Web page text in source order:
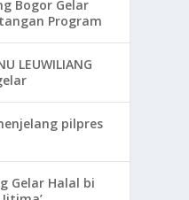
Bogor Gelar
Program
LEUWILIANG
pilpres
Gelar Halal bi